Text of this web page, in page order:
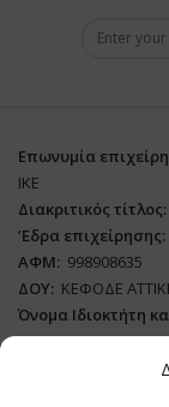
Επωνυμία
ΙΚΕ
Διακριτικός τίτλος:
‘Eδρα επιχείρησης:
ΑΦΜ: 998908635
ΔΟΥ: ΚΕΦΟΔΕ
Όνομα Ιδιοκτήτη
ΜΟΝΟΠΡΟΣΩΠΗ ΙΚΕ